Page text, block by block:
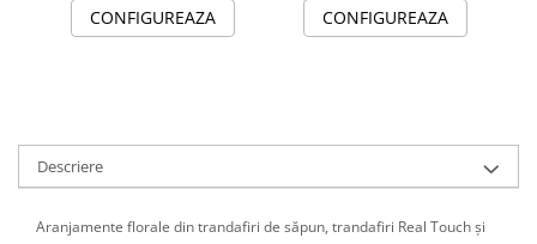
CONFIGUREAZA CONFIGUREAZA
Descriere
Aranjamente florale din trandafiri de săpun, trandafiri Real Touch și